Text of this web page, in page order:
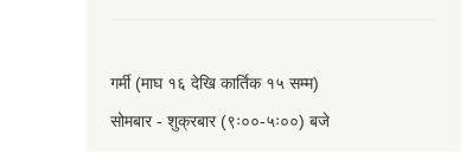
गर्मी (माघ १६ देखि कार्तिक १५ सम्म)
सोमबार - शुक्रबार (९ः००-५ः००) बजे